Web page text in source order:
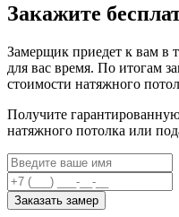
Закажите
Замерщик приедет к вам в
для вас время. По итогам
стоимости натяжного
Получите
натяжного потолка или
Заказать замер